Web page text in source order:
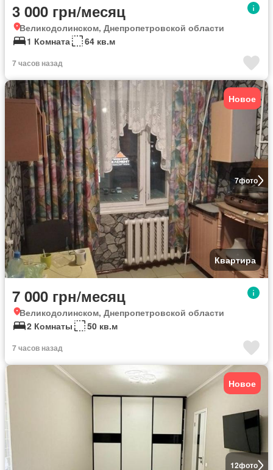
3 000 грн/месяц
Великодолинском, Днепропетровской области
1 Комната
64 кв.м
7 часов назад
7фото
Новое
Квартира
7 000 грн/месяц
Великодолинском, Днепропетровской области
2 Комнаты
50 кв.м
7 часов назад
12фото
Новое